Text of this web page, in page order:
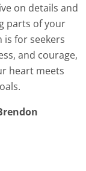
on details and
parts of your
is for seekers
and courage,
heart meets